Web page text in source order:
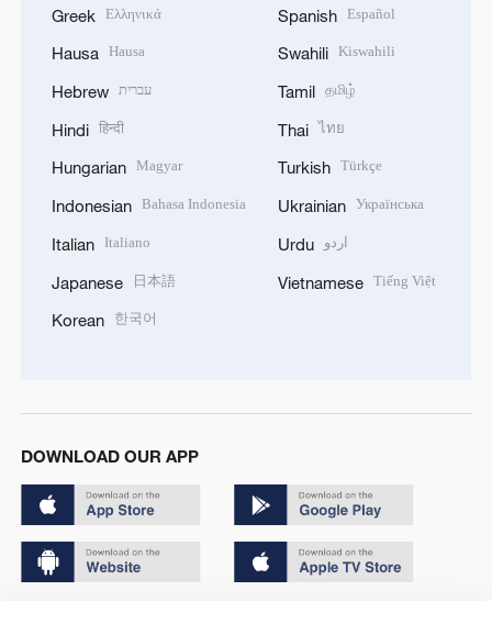
Greek Ελληνικά
Hausa Hausa
Hebrew עברית
Hindi हिन्दी
Hungarian Magyar
Indonesian Bahasa Indonesia
Italian Italiano
Japanese 日本語
Korean 한국어
Spanish Español
Swahili Kiswahili
Tamil தமிழ்
Thai ไทย
Turkish Türkçe
Ukrainian Українська
Urdu اردو
Vietnamese Tiếng Việt
DOWNLOAD OUR APP